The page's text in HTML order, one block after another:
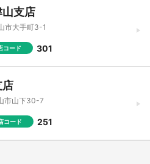
山支店
市大手町3-1
コード 301
店
市山下30-7
コード 251